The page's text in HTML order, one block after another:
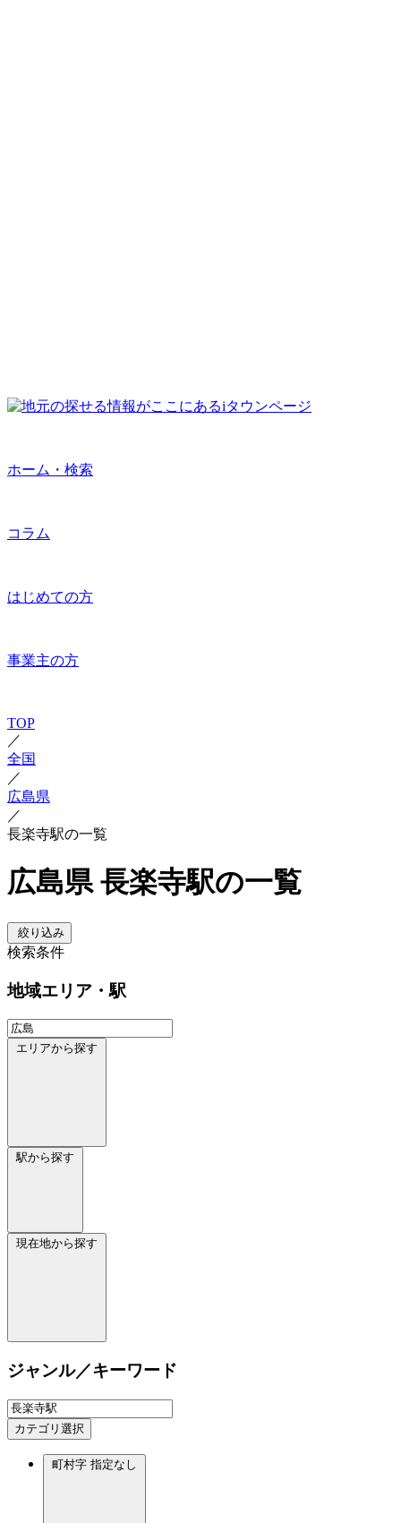
ホーム・検索
コラム
はじめての方
事業主の方
TOP
／
全国
／
広島県
／
長楽寺駅の一覧
広島県 長楽寺駅の一覧
絞り込み
検索条件
地域エリア・駅
エリアから探す
駅から探す
現在地から探す
ジャンル／キーワード
カテゴリ選択
町村字 指定なし